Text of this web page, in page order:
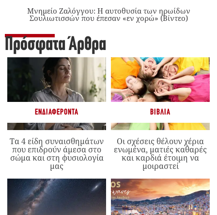
Μνημείο Ζαλόγγου: Η αυτοθυσία των ηρωίδων
Σουλιωτισσών που έπεσαν «εν χορώ» (Βίντεο)
Πρόσφατα Άρθρα
ΕΝΔΙΑΦΈΡΟΝΤΑ
Τα 4 είδη συναισθημάτων
που επιδρούν άμεσα στο
σώμα και στη φυσιολογία
μας
ΒΙΒΛΊΑ
Οι σχέσεις θέλουν χέρια
ενωμένα, ματιές καθαρές
και καρδιά έτοιμη να
μοιραστεί